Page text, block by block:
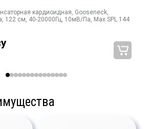
кардиоидная, Gooseneck,
122 см, 40-20000Гц, 10мВ/Па, Max SPL 144